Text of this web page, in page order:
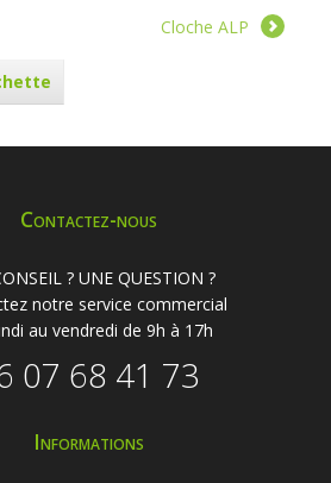
Cloche ALP
Contactez-nous
? UNE QUESTION ?
notre service commercial
au vendredi de 9h à 17h
07 68 41 73
Informations